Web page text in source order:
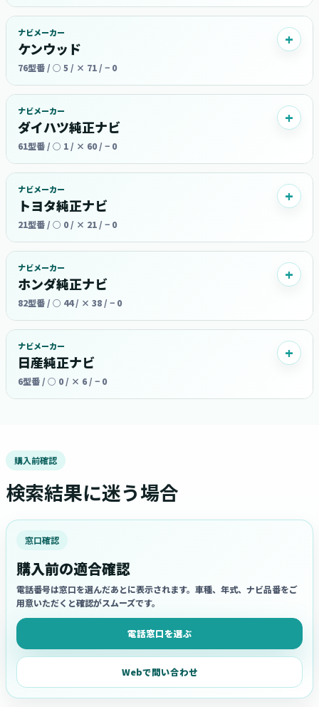
ナビメーカー
ケンウッド
76型番 / ○ 5 / × 71 / − 0
ナビメーカー
ダイハツ純正ナビ
61型番 / ○ 1 / × 60 / − 0
ナビメーカー
トヨタ純正ナビ
21型番 / ○ 0 / × 21 / − 0
ナビメーカー
ホンダ純正ナビ
82型番 / ○ 44 / × 38 / − 0
ナビメーカー
日産純正ナビ
6型番 / ○ 0 / × 6 / − 0
購入前確認
検索結果に迷う場合
窓口確認
購入前の適合確認
電話番号は窓口を選んだあとに表示されます。車種、年式、ナビ品番をご
用意いただくと確認がスムーズです。
電話窓口を選ぶ
Webで問い合わせ